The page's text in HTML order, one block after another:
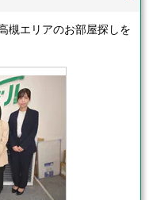
槻エリアのお部屋探しを